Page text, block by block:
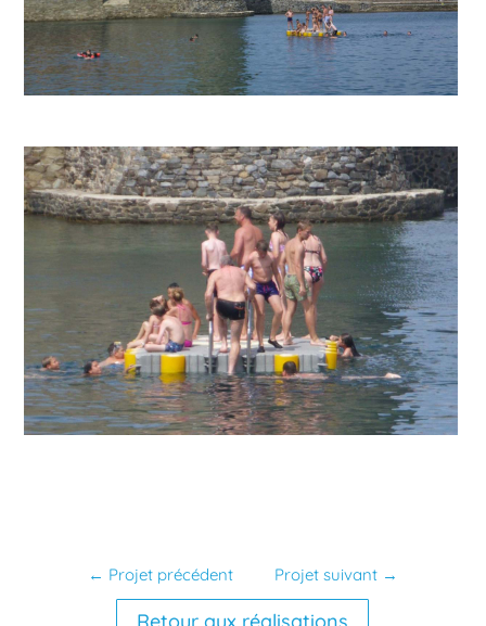
← Projet précédent Projet suivant →